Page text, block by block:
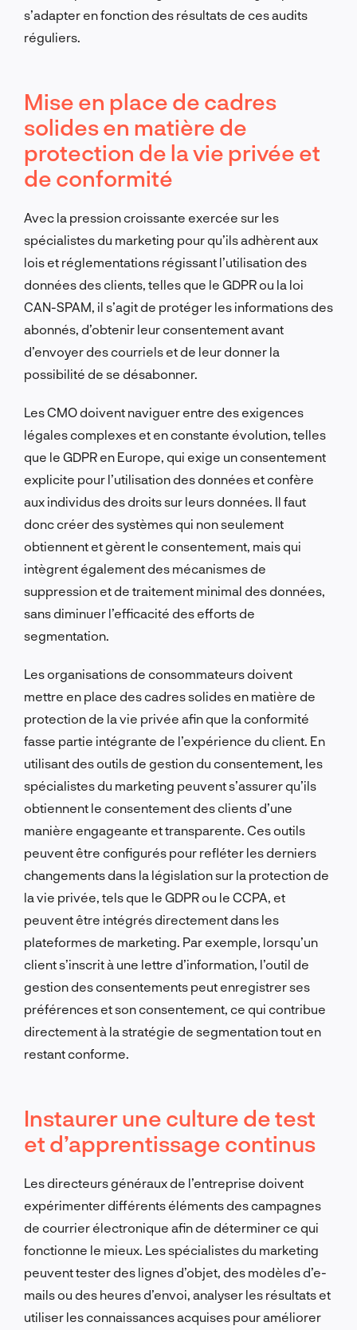
s’adapter en fonction des résultats de ces audits
réguliers.
Mise en place de cadres
solides en matière de
protection de la vie privée et
de conformité
Avec la pression croissante exercée sur les
spécialistes du marketing pour qu’ils adhèrent aux
lois et réglementations régissant l’utilisation des
données des clients, telles que le GDPR ou la loi
CAN-SPAM, il s’agit de protéger les informations des
abonnés, d’obtenir leur consentement avant
d’envoyer des courriels et de leur donner la
possibilité de se désabonner.
Les CMO doivent naviguer entre des exigences
légales complexes et en constante évolution, telles
que le GDPR en Europe, qui exige un consentement
explicite pour l’utilisation des données et confère
aux individus des droits sur leurs données. Il faut
donc créer des systèmes qui non seulement
obtiennent et gèrent le consentement, mais qui
intègrent également des mécanismes de
suppression et de traitement minimal des données,
sans diminuer l’efficacité des efforts de
segmentation.
Les organisations de consommateurs doivent
mettre en place des cadres solides en matière de
protection de la vie privée afin que la conformité
fasse partie intégrante de l’expérience du client. En
utilisant des outils de gestion du consentement, les
spécialistes du marketing peuvent s’assurer qu’ils
obtiennent le consentement des clients d’une
manière engageante et transparente. Ces outils
peuvent être configurés pour refléter les derniers
changements dans la législation sur la protection de
la vie privée, tels que le GDPR ou le CCPA, et
peuvent être intégrés directement dans les
plateformes de marketing. Par exemple, lorsqu’un
client s’inscrit à une lettre d’information, l’outil de
gestion des consentements peut enregistrer ses
préférences et son consentement, ce qui contribue
directement à la stratégie de segmentation tout en
restant conforme.
Instaurer une culture de test
et d’apprentissage continus
Les directeurs généraux de l’entreprise doivent
expérimenter différents éléments des campagnes
de courrier électronique afin de déterminer ce qui
fonctionne le mieux. Les spécialistes du marketing
peuvent tester des lignes d’objet, des modèles d’e-
mails ou des heures d’envoi, analyser les résultats et
utiliser les connaissances acquises pour améliorer